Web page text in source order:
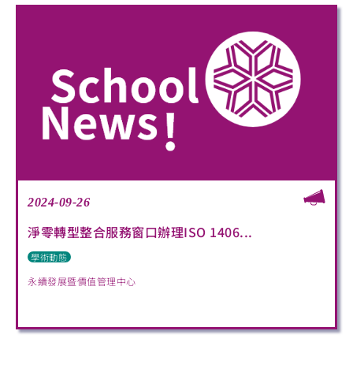
2024-09-26
淨零轉型整合服務窗口辦理ISO 1406...
學術動態
永續發展暨價值管理中心